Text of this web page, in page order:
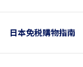
日本免税購物指南